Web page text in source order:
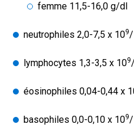
femme 11,5-16,0 g/dl
neutrophiles 2,0-7,5 x 109/
lymphocytes 1,3-3,5 x 109
éosinophiles 0,04-0,44 x
basophiles 0,0-0,10 x 109/